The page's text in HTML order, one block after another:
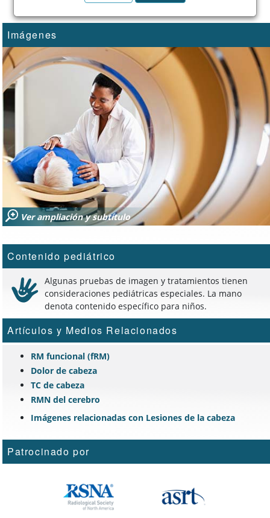
Imágenes
Ver ampliación y subtítulo
Contenido pediátrico
Algunas pruebas de imagen y tratamientos tienen
consideraciones pediátricas especiales. La mano
denota contenido específico para niños.
Artículos y Medios Relacionados
RM funcional (fRM)
Dolor de cabeza
TC de cabeza
RMN del cerebro
Imágenes relacionadas con Lesiones de la cabeza
Patrocinado por